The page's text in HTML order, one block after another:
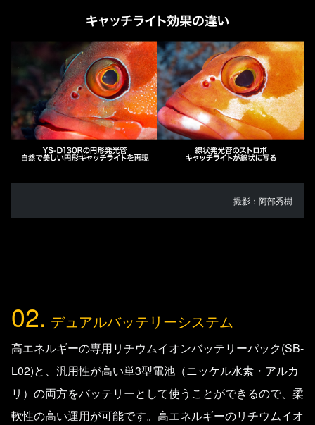
撮影：阿部秀樹
02. デュアルバッテリーシステム
高エネルギーの専用リチウムイオンバッテリーパック(SB-
L02)と、汎用性が高い単3型電池（ニッケル水素・アルカ
リ）の両方をバッテリーとして使うことができるので、柔
軟性の高い運用が可能です。高エネルギーのリチウムイオ